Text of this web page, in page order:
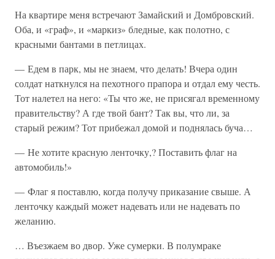
На квартире меня встречают Замайский и Домбровский.
Оба, и «граф», и «маркиз» бледные, как полотно, с
красными бантами в петлицах.
— Едем в парк, мы не знаем, что делать! Вчера один
солдат наткнулся на пехотного прапора и отдал ему честь.
Тот налетел на него: «Ты что же, не присягал временному
правительству? А где твой бант? Так вы, что ли, за
старый режим? Тот прибежал домой и поднялась буча…
— Не хотите красную ленточку,? Поставить флаг на
автомобиль!»
— Флаг я поставлю, когда получу приказание свыше. А
ленточку каждый может надевать или не надевать по
желанию.
… Въезжаем во двор. Уже сумерки. В полумраке